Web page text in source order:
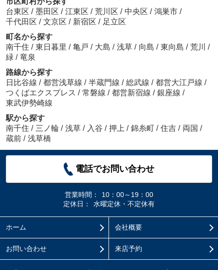
台東区 / 墨田区 / 江東区 / 荒川区 / 中央区 / 鴻巣市 /
千代田区 / 文京区 / 新宿区 / 足立区
町名から探す
南千住 / 東日暮里 / 亀戸 / 大島 / 浅草 / 向島 / 東向島 / 荒川 /
緑 / 竜泉
路線から探す
日比谷線 / 都営浅草線 / 半蔵門線 / 総武線 / 都営大江戸線 /
つくばエクスプレス / 常磐線 / 都営新宿線 / 銀座線 /
東武伊勢崎線
駅から探す
南千住 / 三ノ輪 / 浅草 / 入谷 / 押上 / 錦糸町 / 住吉 / 両国 /
蔵前 / 浅草橋
電話でお問い合わせ
営業時間：
10：00～19：00
定休日：
水曜定休・不定休有
ホーム 会社概要
お問い合わせ 来店予約